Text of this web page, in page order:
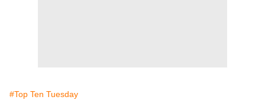
#Top Ten Tuesday